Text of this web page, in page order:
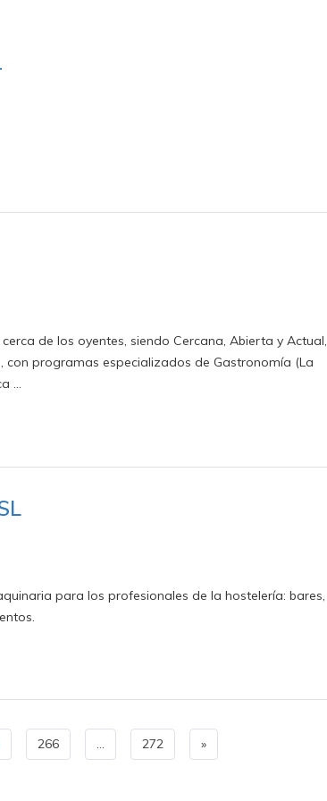
de los oyentes, siendo Cercana, Abierta y Actual,
programas especializados de Gastronomía (La
…
para los profesionales de la hostelería: bares,
266 … 272 »